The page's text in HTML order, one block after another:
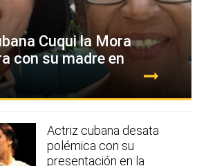
Cuqui la Mora
con su madre en
Actriz cubana desata
polémica con su
presentación en la